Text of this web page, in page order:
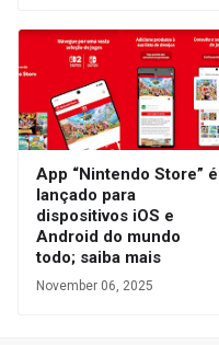
App “Nintendo Store” é
lançado para
dispositivos iOS e
Android do mundo
todo; saiba mais
November 06, 2025